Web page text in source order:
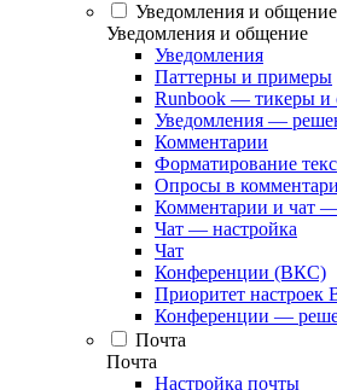
Уведомления и общение
Уведомления и общение
Уведомления
Паттерны и примеры
Runbook — тикеры и
Уведомления —
Комментарии
Форматирование
Опросы в
Комментарии и чат
Чат — настройка
Чат
Конференции (ВКС)
Приоритет настроек
Конференции —
Почта
Почта
Настройка почты